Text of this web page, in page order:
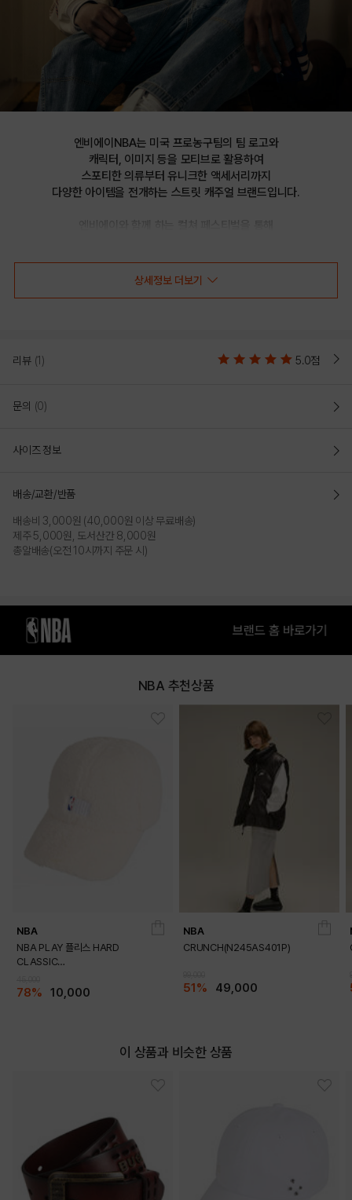
엔비에이NBA는 미국 프로농구팀의 팀 로고와
캐릭터, 이미지 등을 모티브로 활용하여
스포티한 의류부터 유니크한 액세서리까지
다양한 아이템을 전개하는 스트릿 캐주얼 브랜드입니다.
CAP_HC175(N235AP448P)
SILVER
상세정보 더보기
리뷰 (1) 5.0점
문의 (0)
사이즈 정보
배송/교환/반품
배송비 3,000원 (40,000원 이상 무료배송)
제주 5,000원, 도서산간 8,000원
총알배송(오전 10시까지 주문 시)
NBA 추천상품
NBA
NBA PLAY 플리스 HARD
CLASSIC
78% 10,000
NBA
CRUNCH(N245AS401P)
51% 49,000
이 상품과 비슷한 상품